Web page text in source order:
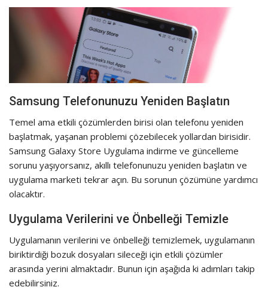
Samsung Telefonunuzu Yeniden Başlatın
Temel ama etkili çözümlerden birisi olan telefonu yeniden
başlatmak, yaşanan problemi çözebilecek yollardan birisidir.
Samsung Galaxy Store Uygulama indirme ve güncelleme
sorunu yaşıyorsanız, akıllı telefonunuzu yeniden başlatın ve
uygulama marketi tekrar açın. Bu sorunun çözümüne yardımcı
olacaktır.
Uygulama Verilerini ve Önbelleği Temizle
Uygulamanın verilerini ve önbelleği temizlemek, uygulamanın
biriktirdiği bozuk dosyaları sileceği için etkili çözümler
arasında yerini almaktadır. Bunun için aşağıda ki adımları takip
edebilirsiniz.